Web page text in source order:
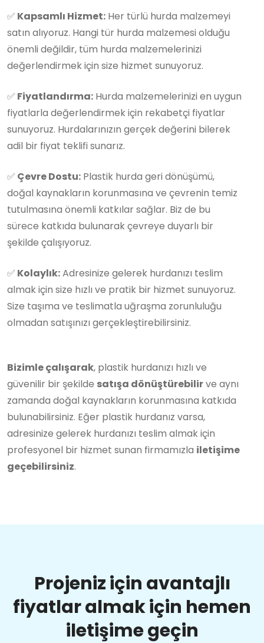
✅ Kapsamlı Hizmet: Her türlü hurda malzemeyi
satın alıyoruz. Hangi tür hurda malzemesi olduğu
önemli değildir, tüm hurda malzemelerinizi
değerlendirmek için size hizmet sunuyoruz.
✅ Fiyatlandırma: Hurda malzemelerinizi en uygun
fiyatlarla değerlendirmek için rekabetçi fiyatlar
sunuyoruz. Hurdalarınızın gerçek değerini bilerek
adil bir fiyat teklifi sunarız.
✅ Çevre Dostu: Plastik hurda geri dönüşümü,
doğal kaynakların korunmasına ve çevrenin temiz
tutulmasına önemli katkılar sağlar. Biz de bu
sürece katkıda bulunarak çevreye duyarlı bir
şekilde çalışıyoruz.
✅ Kolaylık:Adresinize gelerek hurdanızı teslim
almak için size hızlı ve pratik bir hizmet sunuyoruz.
Size taşıma ve teslimatla uğraşma zorunluluğu
olmadan satışınızı gerçekleştirebilirsiniz.
Bizimle çalışarak, plastik hurdanızı hızlı ve
güvenilir bir şekilde satışa dönüştürebilirve aynı
zamanda doğal kaynakların korunmasına katkıda
bulunabilirsiniz. Eğer plastik hurdanız varsa,
adresinize gelerek hurdanızı teslim almak için
profesyonel bir hizmet sunan firmamızla iletişime
geçebilirsiniz.
Projeniz için avantajlı
fiyatlar almak için hemen
iletişime geçin